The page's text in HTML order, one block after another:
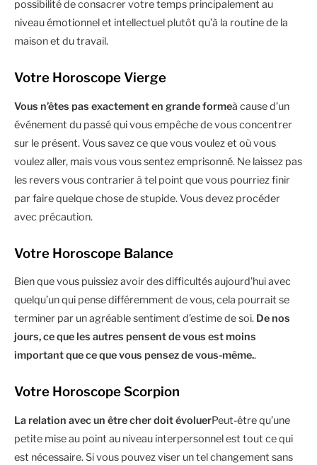
possibilité de consacrer votre temps principalement au
niveau émotionnel et intellectuel plutôt qu’à la routine de la
maison et du travail.
Votre Horoscope Vierge
Vous n’êtes pas exactement en grande formeà cause d’un
événement du passé qui vous empêche de vous concentrer
sur le présent. Vous savez ce que vous voulez et où vous
voulez aller, mais vous vous sentez emprisonné. Ne laissez pas
les revers vous contrarier à tel point que vous pourriez finir
par faire quelque chose de stupide. Vous devez procéder
avec précaution.
Votre Horoscope Balance
Bien que vous puissiez avoir des difficultés aujourd’hui avec
quelqu’un qui pense différemment de vous, cela pourrait se
terminer par un agréable sentiment d’estime de soi. De nos
jours, ce que les autres pensent de vous est moins
important que ce que vous pensez de vous-même..
Votre Horoscope Scorpion
La relation avec un être cher doit évoluerPeut-être qu’une
petite mise au point au niveau interpersonnel est tout ce qui
est nécessaire. Si vous pouvez viser un tel changement sans